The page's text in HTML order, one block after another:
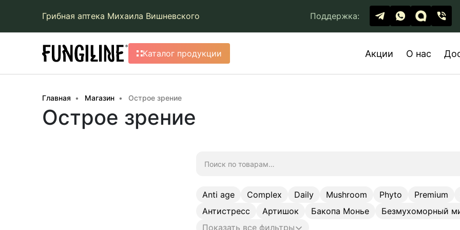
Грибная аптека Михаила Вишневского Поддержка:
Каталог продукции Акции О нас
Главная Магазин Острое зрение
Острое зрение
Anti age Complex Daily Mushroom Phyto Premium
Антистресс
Артишок Бакопа Монье Безмухоморный
Показать все фильтры